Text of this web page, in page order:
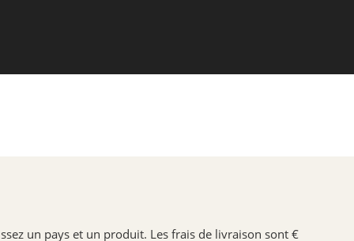
un pays et un produit. Les frais de livraison sont €